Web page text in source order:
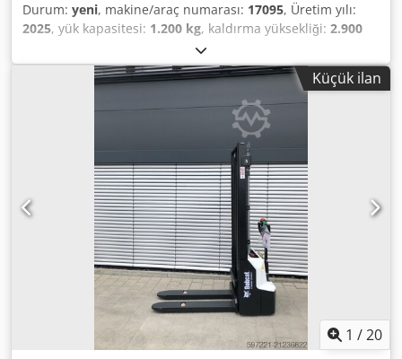
Durum: yeni, makine/araç numarası: 17095, Üretim yılı:
2025, yük kapasitesi: 1.200 kg, kaldırma yüksekliği: 2.900
, yakıt türü:
simpleks, inşaat yüksekliği:1.970 mm, batarya voltajı:24
, çatalların uzunluğu:1.150 mm, toplam ağırlık:665 kg,
5180321 Seri Numarası: OBWNR-000081 Credpozfd Dbefx
Küçük ilan
1 /20